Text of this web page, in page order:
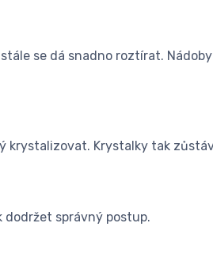
se dá snadno roztírat.
krystalizovat. Krystalky tak
dodržet správný postup.